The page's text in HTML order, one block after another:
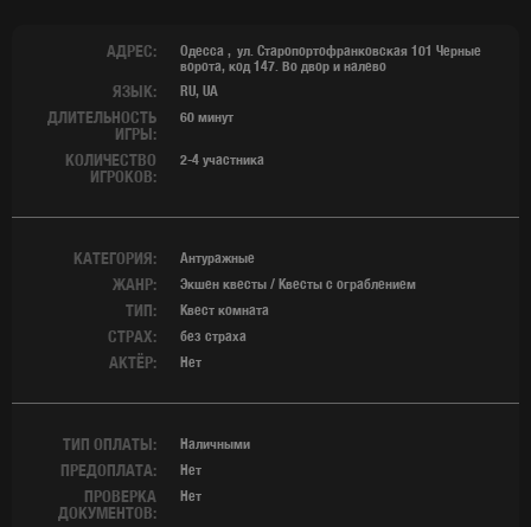
АДРЕС: Одесса
ул. Старопортофранковская 101 Черные
ворота, код 147. Во двор и налево
ЯЗЫК: RU, UA
ДЛИТЕЛЬНОСТЬ
ИГРЫ:
60 минут
КОЛИЧЕСТВО
ИГРОКОВ:
2-4 участника
КАТЕГОРИЯ: Антуражные
ЖАНР: Экшен квесты / Квесты с ограблением
ТИП: Квест комната
СТРАХ: без страха
АКТЁР: Нет
ТИП ОПЛАТЫ: Наличными
ПРЕДОПЛАТА: Нет
ПРОВЕРКА
ДОКУМЕНТОВ:
Нет